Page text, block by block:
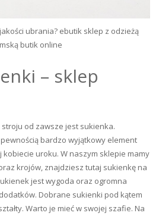
ubrania? ebutik sklep z odzieżą
butik online
– sklep
od zawsze jest sukienka.
bardzo wyjątkowy element
uroku. W naszym sklepie mamy
krojów, znajdziesz tutaj sukienkę na
jest wygoda oraz ogromna
Dobrane sukienki pod kątem
Warto je mieć w swojej szafie. Na